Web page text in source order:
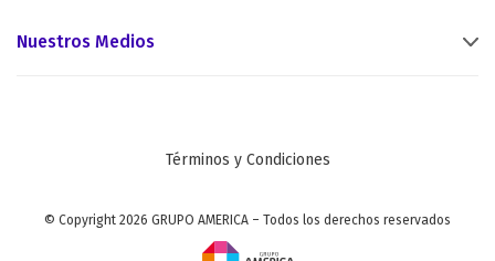
Nuestros Medios
Términos y Condiciones
© Copyright 2026 GRUPO AMERICA – Todos los derechos reservados